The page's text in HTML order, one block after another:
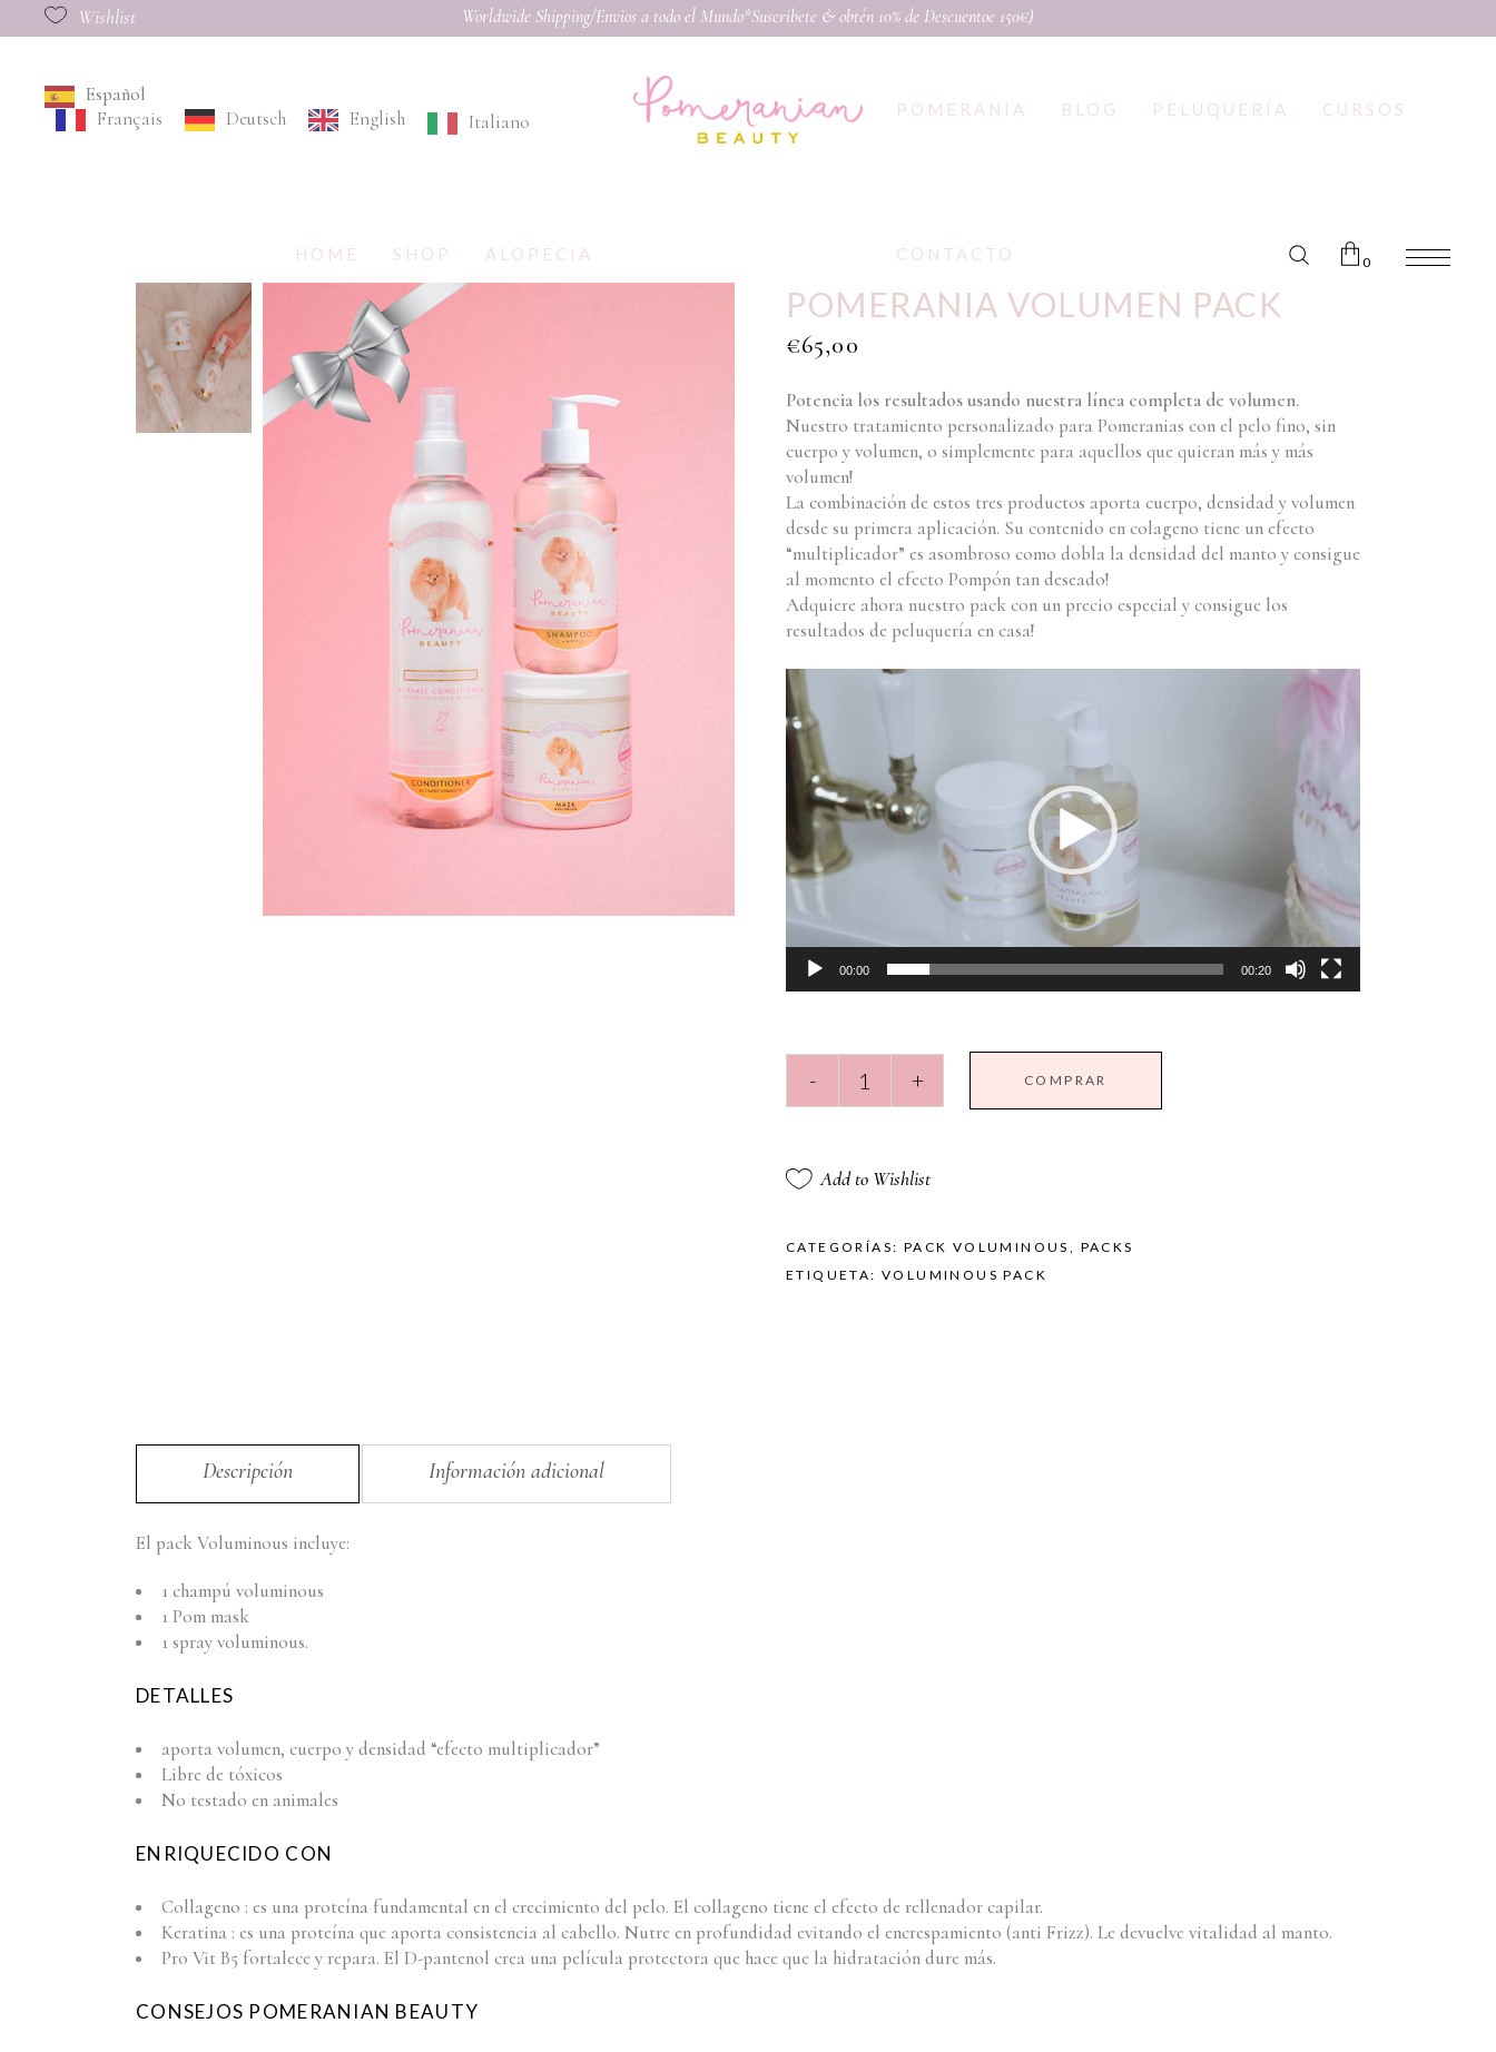
Wishlist Worldwide Shipping/Envios a todo el Mundo*Suscribete & obtén 10% de Descuentoe 150€)
Español
Français
Deutsch English Italiano
HOME SHOP ALOPECIA
POMERANIA BLOG PELUQUERÍA CURSOS
CONTACTO 0
No products in the cart.
POMERANIA VOLUMEN PACK
€65,00
Potencia los resultados usando nuestra línea completa de volumen.
Nuestro tratamiento personalizado para Pomeranias con el pelo fino, sin
cuerpo y volumen, o simplemente para aquellos que quieran más y más
volumen!
La combinación de estos tres productos aporta cuerpo, densidad y volumen
desde su primera aplicación. Su contenido en colageno tiene un efecto
“multiplicador” es asombroso como dobla la densidad del manto y consigue
al momento el efecto Pompón tan deseado!
Adquiere ahora nuestro pack con un precio especial y consigue los
resultados de peluquería en casa!
Reproductor
de
vídeo
00:00 00:20
- + COMPRAR
Add to Wishlist
CATEGORÍAS: PACK VOLUMINOUS , PACKS
ETIQUETA:VOLUMINOUS PACK
Descripción Información adicional
El pack Voluminous incluye:
1 champú voluminous
1 Pom mask
1 spray voluminous.
DETALLES
aporta volumen, cuerpo y densidad “efecto multiplicador”
Libre de tóxicos
No testado en animales
ENRIQUECIDO CON
Collageno : es una proteína fundamental en el crecimiento del pelo. El collageno tiene el efecto de rellenador capilar.
Keratina : es una proteína que aporta consistencia al cabello. Nutre en profundidad evitando el encrespamiento (anti Frizz). Le devuelve vitalidad al manto.
Pro Vit B5 fortalece y repara. El D-pantenol crea una película protectora que hace que la hidratación dure más.
CONSEJOS POMERANIAN BEAUTY